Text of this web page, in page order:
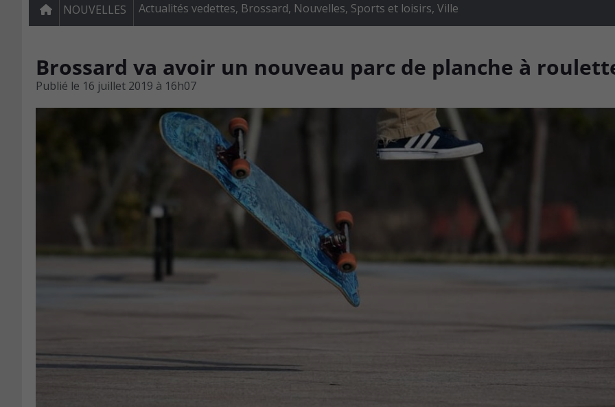
NOUVELLES Actualités vedettes, Brossard, Nouvelles, Sports et loisirs, Ville
Brossard va avoir un nouveau parc de planche à
Publié le 16 juillet 2019 à 16h07